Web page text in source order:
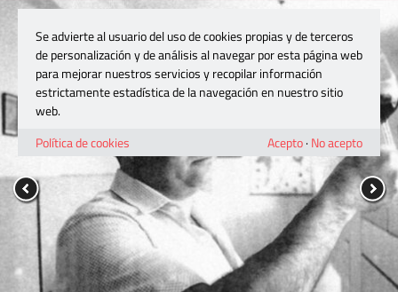
Se advierte al usuario del uso de cookies propias y de terceros
de personalización y de análisis al navegar por esta página web
para mejorar nuestros servicios y recopilar información
estrictamente estadística de la navegación en nuestro sitio
web.
Política de cookies
Acepto· No acepto